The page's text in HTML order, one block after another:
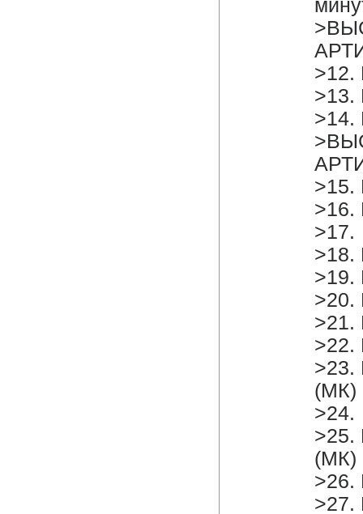
>12.
>13.
>14.
>15.
>16.
>17.
>18.
>19.
>20.
>21.
>22.
>23.
(МК)
>24.
>25.
(МК)
>26.
>27.